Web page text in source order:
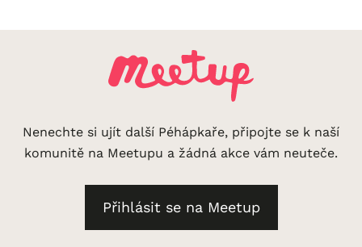
Nenechte si ujít další Péhápkaře, připojte se k naší
komunitě na Meetupu a žádná akce vám neuteče.
Přihlásit se na Meetup